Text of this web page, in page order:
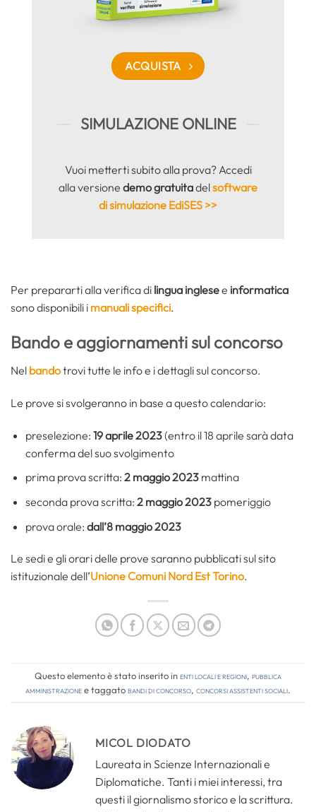
ACQUISTA
SIMULAZIONE ONLINE
Vuoi metterti subito alla prova? Accedi
alla versione demo gratuitadelsoftware
di simulazione EdiSES >>
Per prepararti alla verifica di lingua inglesee informatica
sono disponibili i manuali specifici.
Bando e aggiornamenti sul concorso
Nel bandotrovi tutte le info e i dettagli sul concorso.
Le prove si svolgeranno in base a questo calendario:
preselezione: 19 aprile 2023(entro il 18 aprile sarà data
conferma del suo svolgimento
prima prova scritta: 2 maggio 2023mattina
seconda prova scritta: 2 maggio 2023pomeriggio
prova orale: dall’8 maggio 2023
Le sedi e gli orari delle prove saranno pubblicati sul sito
istituzionale dell’Unione Comuni Nord Est Torino.
Questo elemento è stato inserito inEnti locali e regioni, Pubblica
amministrazionee taggatobandi di concorso, concorsi assistenti sociali.
MICOL DIODATO
Laureata in Scienze Internazionali e
Diplomatiche. Tanti i miei interessi, tra
questi il giornalismo storico e la scrittura.